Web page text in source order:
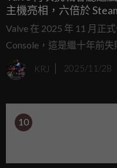
主機亮相，六倍於
初上市。
Valve 在 2025 年 11 月正
Console，這是繼十年前失
發。不同於過去依靠第三
計與生產，並以 Steam
KRJ 2025/11/28
10